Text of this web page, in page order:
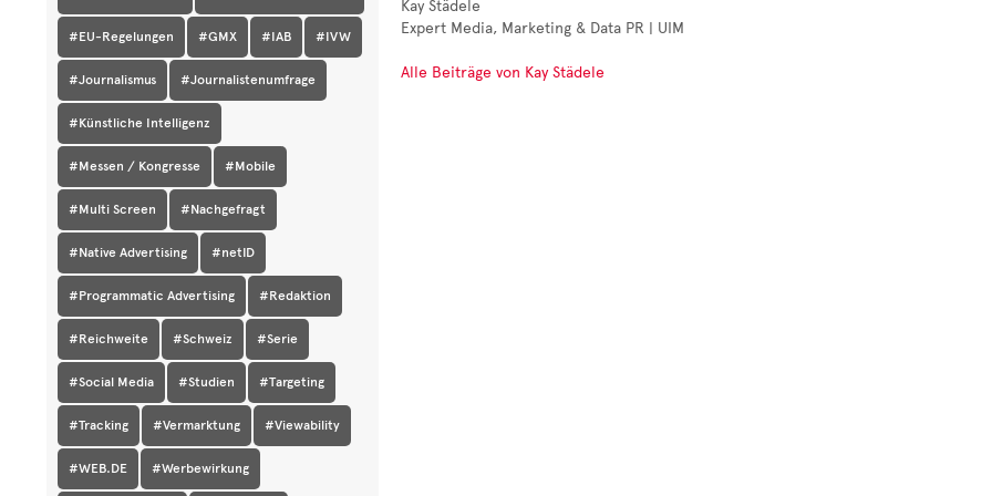
#EU-Regelungen #GMX #IAB #IVW
#Journalismus #Journalistenumfrage
#Künstliche Intelligenz
#Messen / Kongresse #Mobile
#Multi Screen #Nachgefragt
#Native Advertising #netID
#Programmatic Advertising #Redaktion
#Reichweite #Schweiz #Serie
#Social Media #Studien #Targeting
#Tracking #Vermarktung #Viewability
#WEB.DE #Werbewirkung
Kay Städele
Expert Media, Marketing & Data PR | UIM
Alle Beiträge von Kay Städele